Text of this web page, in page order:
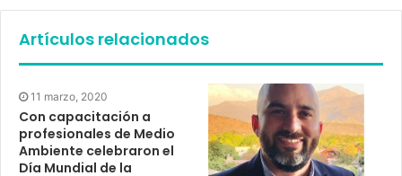
Artículos relacionados
11 marzo, 2020
Con capacitación a
profesionales de Medio
Ambiente celebraron el
Día Mundial de la